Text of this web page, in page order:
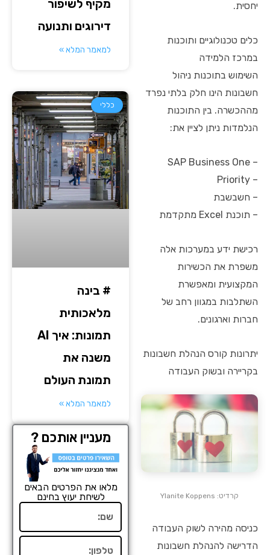
יחסית.
כלים טכנולוגיים ותוכנות
במרכז הלמידה
השימוש בתוכנות ניהול
חשבונות הינו חלק בלתי נפרד
מההכשרה. בין התוכנות
הנלמדות ניתן לציין את:
– SAP Business One
– Priority
– חשבשבת
– תוכנת Excel מתקדמת
רכישת ידע במערכות אלה
משפרת את הכשירות
המקצועית ומאפשרת
השתלבות במגוון רחב של
חברות וארגונים.
יתרונות קורס הנהלת חשבונות
בקריירה ובשוק העבודה
קרדיט: Ylanite Koppens
כניסה מהירה לשוק העבודה
הדרישה להנהלת חשבונות
מקיף לשיפור
דירוגים ותנועה
למאמר המלא »
כללי
# בינה
מלאכותית
תמונות: איך AI
משנה את
תמונת העולם
למאמר המלא »
מעניין אותכם ?
מלאו את הפרטים הבאים
לשיחת יעוץ בחינם